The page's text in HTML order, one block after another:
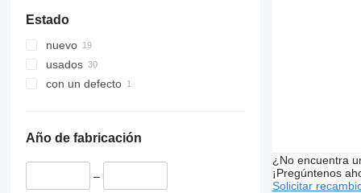
Estado
nuevo
usados
con un defecto
Año de fabricación
–
¿No encuentra
¡Pregúntenos
Solicitar